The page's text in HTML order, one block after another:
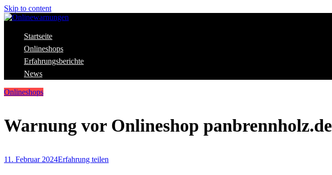
Skip to content
Onlinewarnungen
Aktuelle Warnungen vor Gefahren im Internet
Startseite
Onlineshops
Erfahrungsberichte
News
Onlineshops
Warnung vor Onlineshop panbrennholz.de
11. Februar 2024Erfahrung teilen